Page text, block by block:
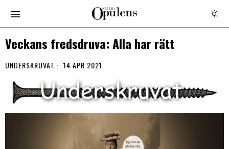
Veckans fredsdruva: Alla har rätt
UNDERSKRUVAT 14 APR 2021